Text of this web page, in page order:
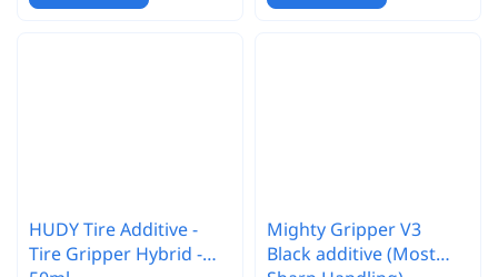
HUDY Tire Additive -
Tire Gripper Hybrid -
Mighty Gripper V3
Black additive (Most